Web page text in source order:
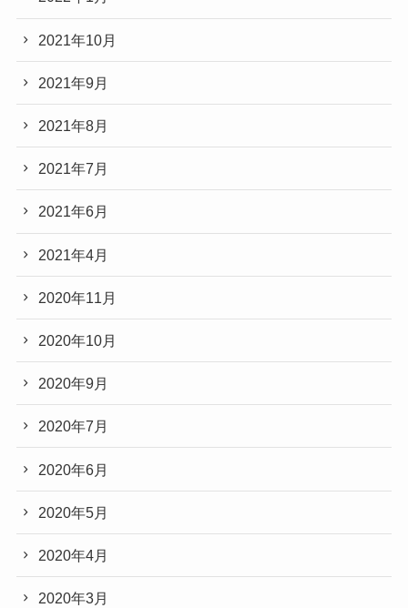
2021年10月
2021年9月
2021年8月
2021年7月
2021年6月
2021年4月
2020年11月
2020年10月
2020年9月
2020年7月
2020年6月
2020年5月
2020年4月
2020年3月